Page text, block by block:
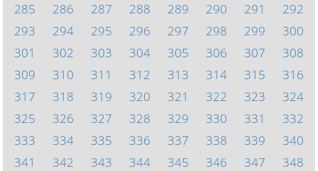
285
286 287 288 289 290 291
292
293
294 295 296 297 298 299
300
301
302 303 304 305 306 307
308
309
310 311 312 313 314 315
316
317
318 319 320 321 322 323
324
325
326 327 328 329 330 331
332
333
334 335 336 337 338 339
340
341
342 343 344 345 346 347
348